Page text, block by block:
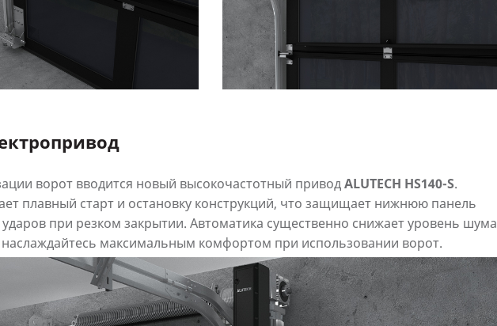
ворот вводится новый высокочастотный приводALUTECH HS140-S.
плавный старт и остановку конструкций, что защищает нижнюю панель
при резком закрытии. Автоматика существенно снижает уровень шума
максимальным комфортом при использовании ворот.